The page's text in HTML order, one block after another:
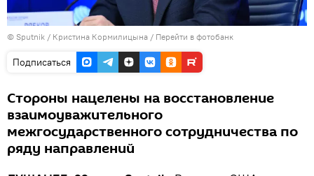
© Sputnik / Кристина Кормилицына / Перейти в фотобанк
Подписаться
Стороны нацелены на восстановление
взаимоуважительного
межгосударственного сотрудничества по
ряду направлений